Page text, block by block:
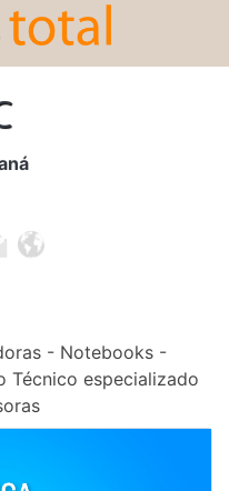
- Notebooks -
Técnico especializado